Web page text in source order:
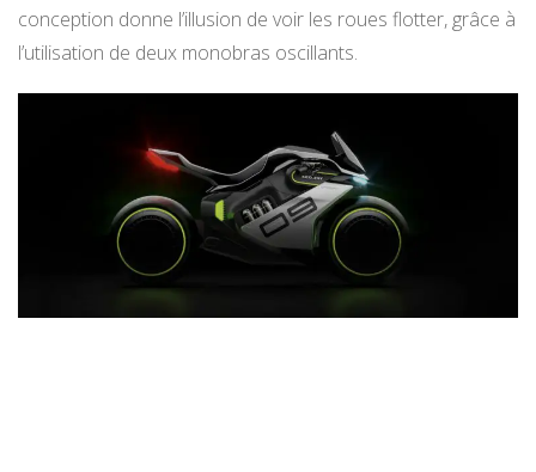
conception donne l’illusion de voir les roues flotter, grâce à
l’utilisation de deux monobras oscillants.